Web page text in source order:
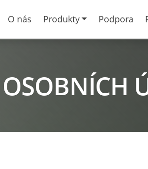
O nás Produkty Podpora